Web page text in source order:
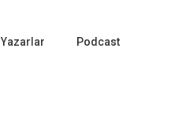
Yazarlar Podcast